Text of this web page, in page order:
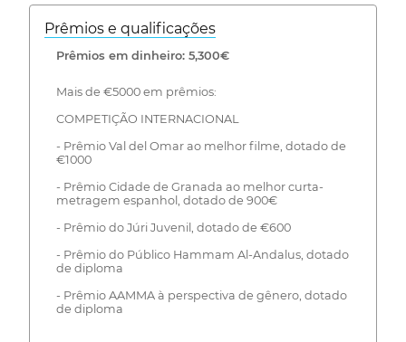
Prêmios e qualificações
Prêmios em dinheiro: 5,300€
Mais de €5000 em prêmios:
COMPETIÇÃO INTERNACIONAL
- Prêmio Val del Omar ao melhor filme, dotado de
€1000
- Prêmio Cidade de Granada ao melhor curta-
metragem espanhol, dotado de 900€
- Prêmio do Júri Juvenil, dotado de €600
- Prêmio do Público Hammam Al-Andalus, dotado
de diploma
- Prêmio AAMMA à perspectiva de gênero, dotado
de diploma